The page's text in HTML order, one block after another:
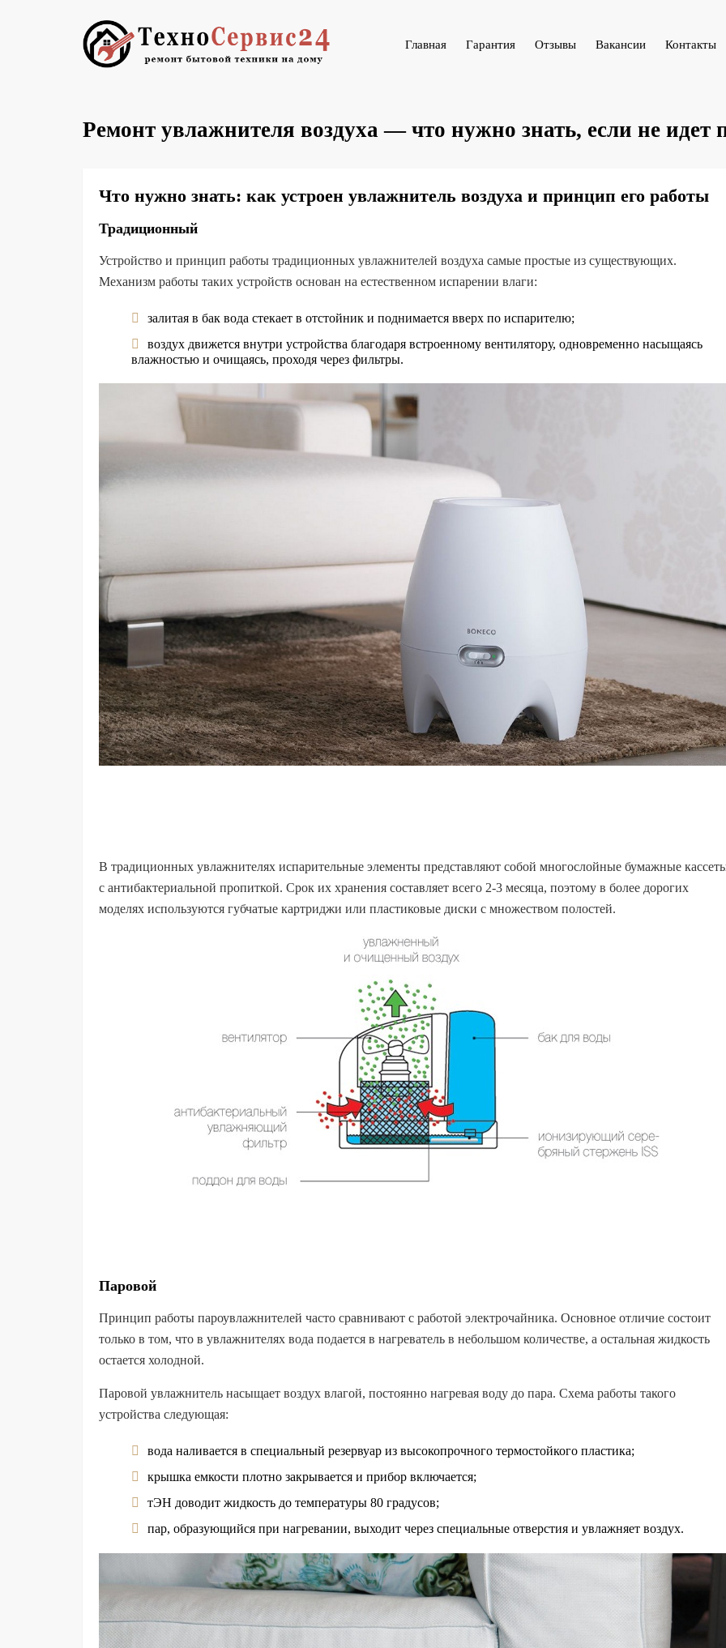
Главная Гарантия Отзывы Вакансии Контакты
Ремонт увлажнителя воздуха — что нужно знать, если не идет
Что нужно знать: как устроен увлажнитель воздуха и принцип его работы
Традиционный
Устройство и принцип работы традиционных увлажнителей воздуха самые простые из существующих.
Механизм работы таких устройств основан на естественном испарении влаги:
залитая в бак вода стекает в отстойник и поднимается вверх по испарителю;
воздух движется внутри устройства благодаря встроенному вентилятору, одновременно насыщаясь
влажностью и очищаясь, проходя через фильтры.
В традиционных увлажнителях испарительные элементы представляют собой многослойные бумажные
с антибактериальной пропиткой. Срок их хранения составляет всего 2-3 месяца, поэтому в более дорогих
моделях используются губчатые картриджи или пластиковые диски с множеством полостей.
Паровой
Принцип работы пароувлажнителей часто сравнивают с работой электрочайника. Основное отличие состоит
только в том, что в увлажнителях вода подается в нагреватель в небольшом количестве, а остальная жидкость
остается холодной.
Паровой увлажнитель насыщает воздух влагой, постоянно нагревая воду до пара. Схема работы такого
устройства следующая:
вода наливается в специальный резервуар из высокопрочного термостойкого пластика;
крышка емкости плотно закрывается и прибор включается;
тЭН доводит жидкость до температуры 80 градусов;
пар, образующийся при нагревании, выходит через специальные отверстия и увлажняет воздух.